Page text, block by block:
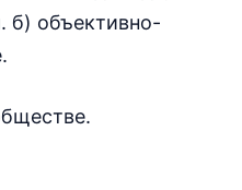
б) объективно-